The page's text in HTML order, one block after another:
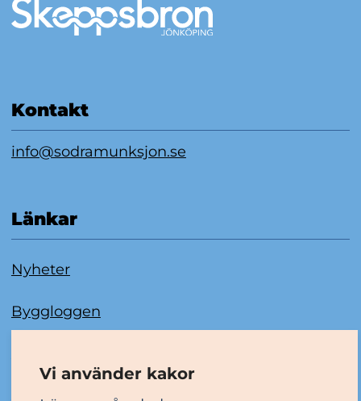
Vi använder kakor
Kontakt
info@sodramunksjon.se
Länkar
Nyheter
Byggloggen
Tillgänglighetsredogörelse